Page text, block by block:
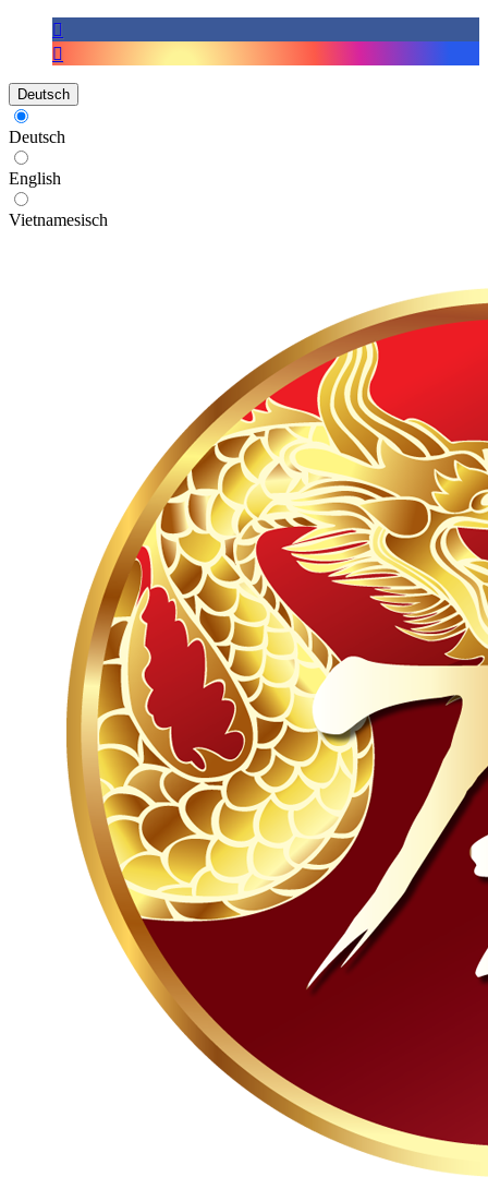
Deutsch
Deutsch
English
Vietnamesisch